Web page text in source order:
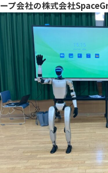
ープ会社の株式会社